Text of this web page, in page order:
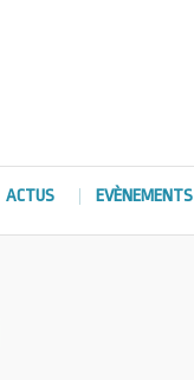
ACTUS EVÈNEMENTS